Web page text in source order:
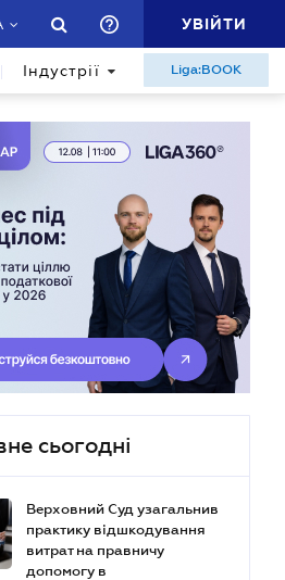
УВІЙТИ
Індустрії Liga:BOOK
сьогодні
Верховний Суд узагальнив
практику відшкодування
витрат на правничу
допомогу в